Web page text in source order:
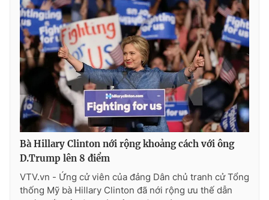
VTV Money VTV Thể thao
VTV Sức khoẻ Bất động sản
Thị trường 24h Tấm lòng Việt
VTV4 Vươn mình bằng AI
VTV9
Liên hệ tòa soạn English
Bà Hillary Clinton nới rộng khoảng cách với ông
D.Trump lên 8 điểm
VTV.vn - Ứng cử viên của đảng Dân chủ tranh cử Tổng
thống Mỹ bà Hillary Clinton đã nới rộng ưu thế dẫn